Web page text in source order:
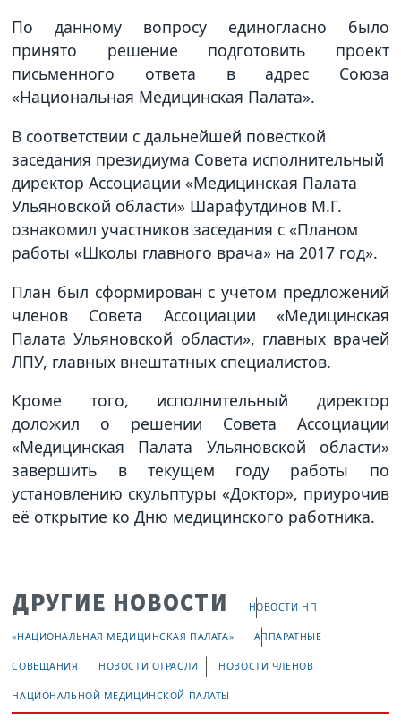
По данному вопросу единогласно было
принято решение подготовить проект
письменного ответа в адрес Союза
«Национальная Медицинская Палата».
В соответствии с дальнейшей повесткой
заседания президиума Совета исполнительный
директор Ассоциации «Медицинская Палата
Ульяновской области» Шарафутдинов М.Г.
ознакомил участников заседания с «Планом
работы «Школы главного врача» на 2017 год».
План был сформирован с учётом предложений
членов Совета Ассоциации «Медицинская
Палата Ульяновской области», главных врачей
ЛПУ, главных внештатных специалистов.
Кроме того, исполнительный директор
доложил о решении Совета Ассоциации
«Медицинская Палата Ульяновской области»
завершить в текущем году работы по
установлению скульптуры «Доктор», приурочив
её открытие ко Дню медицинского работника.
ДРУГИЕ НОВОСТИ НОВОСТИ НП
«НАЦИОНАЛЬНАЯ МЕДИЦИНСКАЯ ПАЛАТА» АППАРАТНЫЕ
СОВЕЩАНИЯ НОВОСТИ ОТРАСЛИ НОВОСТИ ЧЛЕНОВ
НАЦИОНАЛЬНОЙ МЕДИЦИНСКОЙ ПАЛАТЫ